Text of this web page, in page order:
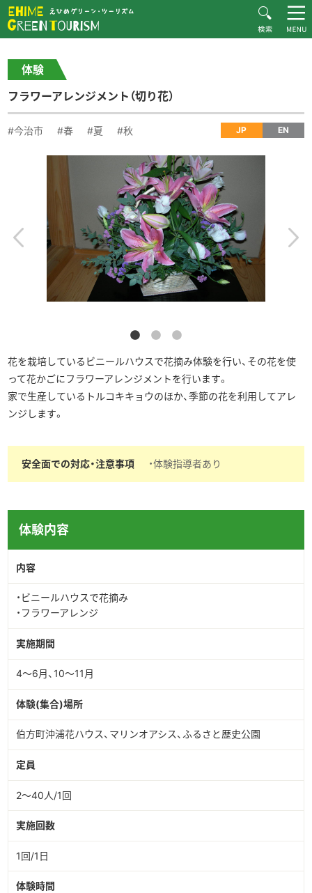
MOVIE
CONTACT
▶︎日本語
体験
フラワーアレンジメント（切り花）
#今治市 #春 #夏 #秋 JP EN
花を栽培しているビニールハウスで花摘み体験を行い、その花を使
って花かごにフラワーアレンジメントを行います。
家で生産しているトルコキキョウのほか、季節の花を利用してアレ
ンジします。
安全面での対応・注意事項 ・体験指導者あり
体験内容
内容
・ビニールハウスで花摘み
・フラワーアレンジ
実施期間
4～6月、10～11月
体験(集合)場所
伯方町沖浦花ハウス、マリンオアシス、ふるさと歴史公園
定員
2～40人/1回
実施回数
1回/1日
体験時間